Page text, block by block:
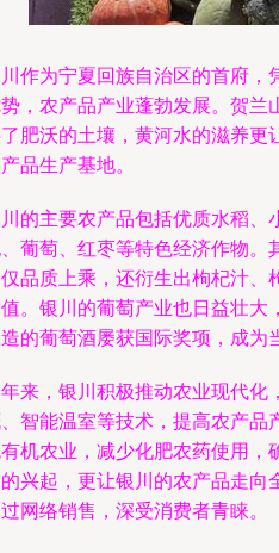
作为宁夏回族自治区的首府，
，农产品产业蓬勃发展。贺兰
肥沃的土壤，黄河水的滋养更
品生产基地。
的主要农产品包括优质水稻、
葡萄、红枣等特色经济作物。
品质上乘，还衍生出枸杞汁、
。银川的葡萄产业也日益壮大
的葡萄酒屡获国际奖项，成为
来，银川积极推动农业现代化
智能温室等技术，提高农产品
机农业，减少化肥农药使用，
兴起，更让银川的农产品走向
网络销售，深受消费者青睐。